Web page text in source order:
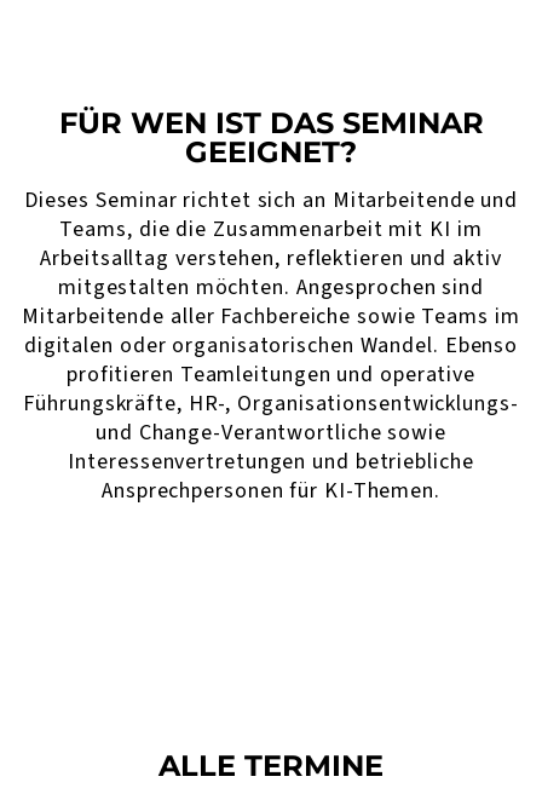
FÜR WEN IST DAS SEMINAR
GEEIGNET?
Dieses Seminar richtet sich an Mitarbeitende und
Teams, die die Zusammenarbeit mit KI im
Arbeitsalltag verstehen, reflektieren und aktiv
mitgestalten möchten. Angesprochen sind
Mitarbeitende aller Fachbereiche sowie Teams im
digitalen oder organisatorischen Wandel. Ebenso
profitieren Teamleitungen und operative
Führungskräfte, HR-, Organisationsentwicklungs-
und Change-Verantwortliche sowie
Interessenvertretungen und betriebliche
Ansprechpersonen für KI-Themen.
ALLE TERMINE